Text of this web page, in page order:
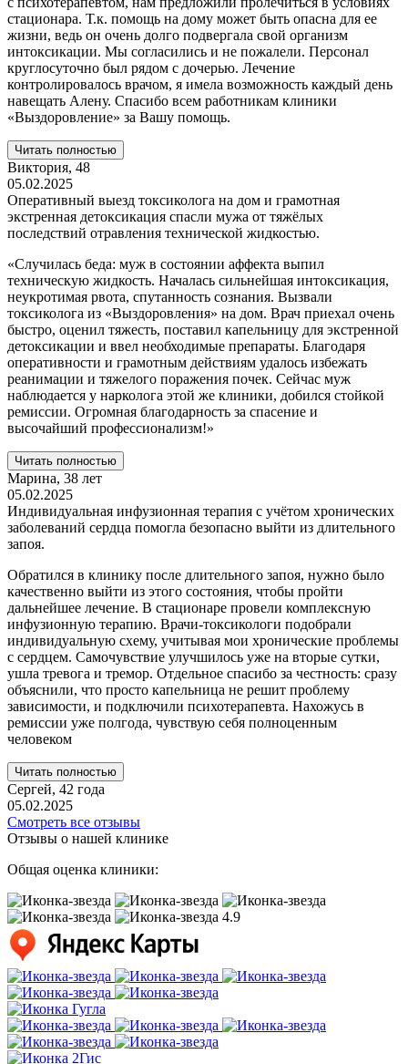
стационара. Т.к. помощь на дому может быть опасна для ее
жизни, ведь он очень долго подвергала свой организм
интоксикации. Мы согласились и не пожалели. Персонал
круглосуточно был рядом с дочерью. Лечение
контролировалось врачом, я имела возможность каждый день
навещать Алену. Спасибо всем работникам клиники
«Выздоровление» за Вашу помощь.
Читать полностью
Виктория, 48
05.02.2025
Оперативный выезд токсиколога на дом и грамотная
экстренная детоксикация спасли мужа от тяжёлых
последствий отравления технической жидкостью.
«Случилась беда: муж в состоянии аффекта выпил
техническую жидкость. Началась сильнейшая интоксикация,
неукротимая рвота, спутанность сознания. Вызвали
токсиколога из «Выздоровления» на дом. Врач приехал очень
быстро, оценил тяжесть, поставил капельницу для экстренной
детоксикации и ввел необходимые препараты. Благодаря
оперативности и грамотным действиям удалось избежать
реанимации и тяжелого поражения почек. Сейчас муж
наблюдается у нарколога этой же клиники, добился стойкой
ремиссии. Огромная благодарность за спасение и
высочайший профессионализм!»
Читать полностью
Марина, 38 лет
05.02.2025
Индивидуальная инфузионная терапия с учётом хронических
заболеваний сердца помогла безопасно выйти из длительного
запоя.
Обратился в клинику после длительного запоя, нужно было
качественно выйти из этого состояния, чтобы пройти
дальнейшее лечение. В стационаре провели комплексную
инфузионную терапию. Врачи-токсикологи подобрали
индивидуальную схему, учитывая мои хронические проблемы
с сердцем. Самочувствие улучшилось уже на вторые сутки,
ушла тревога и тремор. Отдельное спасибо за честность: сразу
объяснили, что просто капельница не решит проблему
зависимости, и подключили психотерапевта. Нахожусь в
ремиссии уже полгода, чувствую себя полноценным
человеком
Читать полностью
Сергей, 42 года
05.02.2025
Смотреть все отзывы
Отзывы о нашей клинике
Общая оценка клиники:
4.9